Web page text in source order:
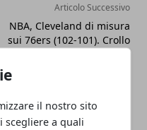
il nostro sito
scegliere a quali
Articolo Successivo
NBA, Cleveland di misura
sui 76ers (102-101). Crollo
Spurs